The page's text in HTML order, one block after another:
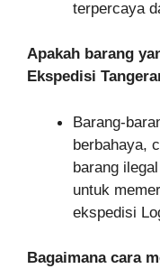
terpercaya
Apakah barang
Ekspedisi
Barang-
berbahaya,
barang
untuk
ekspedisi
Bagaimana cara